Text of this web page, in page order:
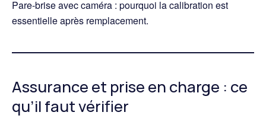
Pare-brise avec caméra : pourquoi la calibration est
essentielle après remplacement.
Assurance et prise en charge : ce
qu’il faut vérifier